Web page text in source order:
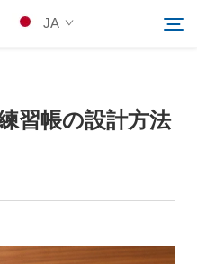
JA
検索
習帳の設計方法